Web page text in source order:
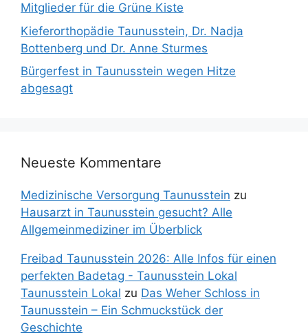
Mitglieder für die Grüne Kiste
Kieferorthopädie Taunusstein, Dr. Nadja
Bottenberg und Dr. Anne Sturmes
Bürgerfest in Taunusstein wegen Hitze
abgesagt
Neueste Kommentare
Medizinische Versorgung Taunusstein zu
Hausarzt in Taunusstein gesucht? Alle
Allgemeinmediziner im Überblick
Freibad Taunusstein 2026: Alle Infos für einen
perfekten Badetag - Taunusstein Lokal
Taunusstein Lokal zu Das Weher Schloss in
Taunusstein – Ein Schmuckstück der
Geschichte